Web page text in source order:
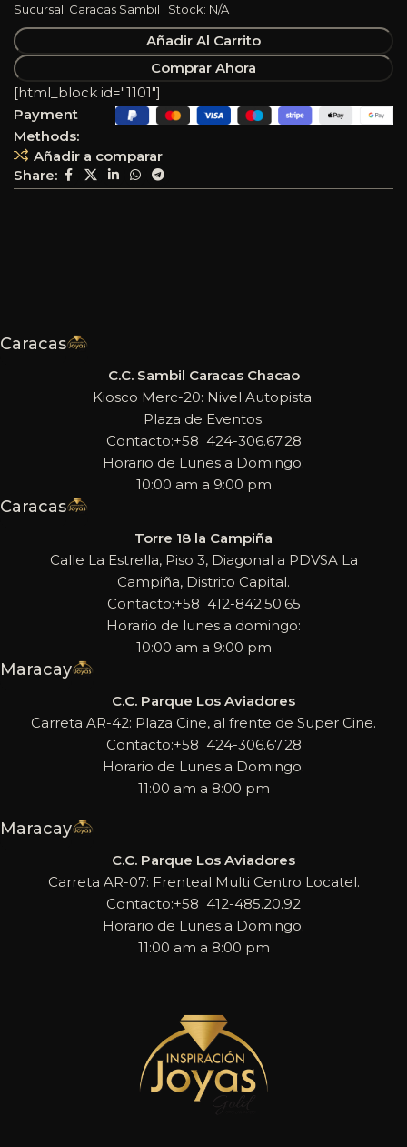
Sucursal: Caracas Sambil | Stock: N/A
Añadir Al Carrito
Comprar Ahora
Añadir a comparar
Share:
[html_block id="1101"]
Payment
Methods:
Caracas
C.C. Sambil Caracas Chacao
Kiosco Merc-20: Nivel Autopista.
Plaza de Eventos.
Contacto:+58 424-306.67.28
Horario de Lunes a Domingo:
10:00 am a 9:00 pm
Caracas
Torre 18 la Campiña
Calle La Estrella, Piso 3, Diagonal a PDVSA La
Campiña, Distrito Capital.
Contacto:+58 412-842.50.65
Horario de lunes a domingo:
10:00 am a 9:00 pm
Maracay
C.C. Parque Los Aviadores
Carreta AR-42: Plaza Cine, al frente de Super Cine.
Contacto:+58 424-306.67.28
Horario de Lunes a Domingo:
11:00 am a 8:00 pm
Maracay
C.C. Parque Los Aviadores
Carreta AR-07: Frenteal Multi Centro Locatel.
Contacto:+58 412-485.20.92
Horario de Lunes a Domingo:
11:00 am a 8:00 pm